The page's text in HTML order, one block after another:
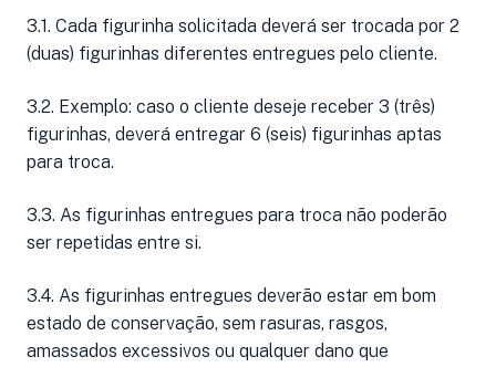
3.1. Cada figurinha solicitada deverá ser trocada por 2
(duas) figurinhas diferentes entregues pelo cliente.
3.2. Exemplo: caso o cliente deseje receber 3 (três)
figurinhas, deverá entregar 6 (seis) figurinhas aptas
para troca.
3.3. As figurinhas entregues para troca não poderão
ser repetidas entre si.
3.4. As figurinhas entregues deverão estar em bom
estado de conservação, sem rasuras, rasgos,
amassados excessivos ou qualquer dano que